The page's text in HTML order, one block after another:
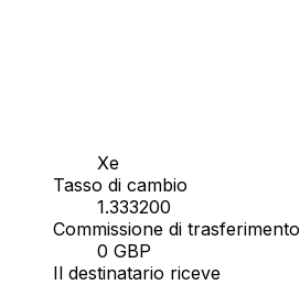
Xe
Tasso di cambio
1.333200
Commissione di trasferimento
0 GBP
Il destinatario riceve